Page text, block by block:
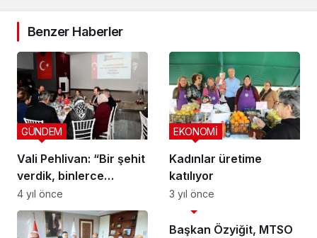
Benzer Haberler
Vali Pehlivan: “Bir şehit
verdik, binlerce
gencimiz kenetlendi”
GÜNDEM
4 yıl önce
Kadınlar üretime
katılıyor
EKONOMİ
3 yıl önce
Başkan Özyiğit, MTSO
GÜNDEM